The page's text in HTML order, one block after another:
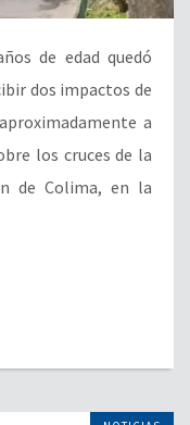
de edad quedó
dos impactos de
a
los cruces de la
de Colima, en la